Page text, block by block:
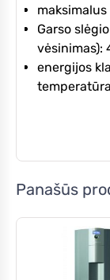
Garso
vėsinimas):
energijos
Panašūs